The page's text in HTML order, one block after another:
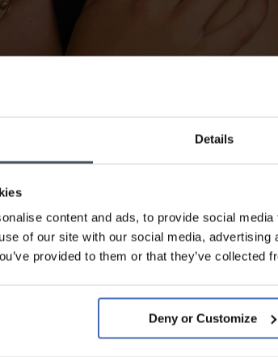
Details
content and ads, to provide social
of our site with our social media,
provided to them or that they’ve collected
Deny or Customize